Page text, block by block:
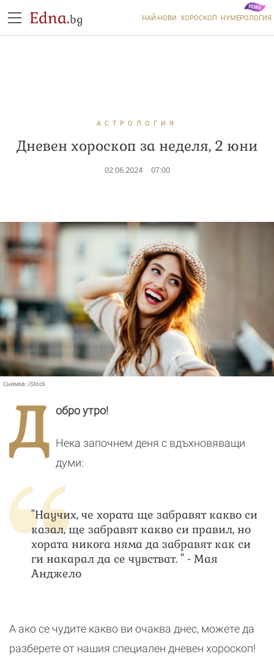
Edna.bg НАЙ-НОВИ ХОРОСКОП НУМЕРОЛОГИЯ
АСТРОЛОГИЯ
Дневен хороскоп за неделя, 2 юни
02.06.2024 07:00
Снимка: iStock
Д обро утро!
Нека започнем деня с вдъхновяващи
думи:
"Научих, че хората ще забравят какво си
казал, ще забравят какво си правил, но
хората никога няма да забравят как си
ги накарал да се чувстват. " - Мая
Анджело
А ако се чудите какво ви очаква днес, можете да
разберете от нашия специален дневен хороскоп!